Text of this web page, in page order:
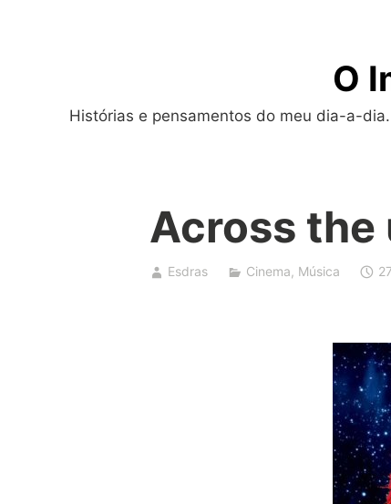
O
Histórias e pensamentos do meu dia-a-
Across the
Esdras Cinema, Música